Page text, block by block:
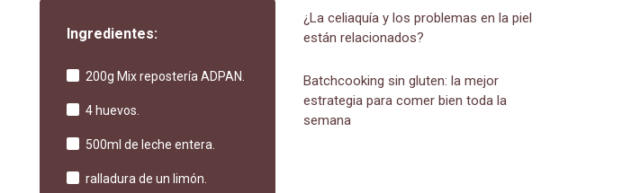
(opcional).
¿La celiaquía y los problemas en la piel
están relacionados?
Batchcooking sin gluten: la mejor
estrategia para comer bien toda la
semana